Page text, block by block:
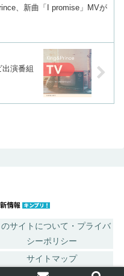
、新曲「I promise」MVが
出演番組
のサイトについて・プライバ
シーポリシー
サイトマップ